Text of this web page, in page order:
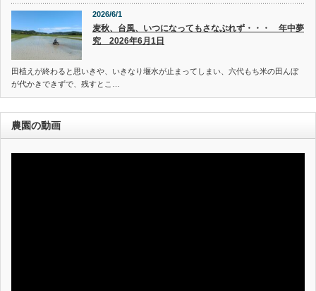
2026/6/1
麦秋、台風、いつになってもさなぶれず・・・ 年中夢
究 2026年6月1日
田植えが終わると思いきや、いきなり堰水が止まってしまい、六代もち米の田んぼ
が代かきできずで、残すとこ…
農園の動画